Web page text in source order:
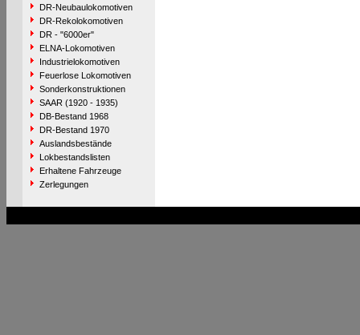
DR-Neubaulokomotiven
DR-Rekolokomotiven
DR - "6000er"
ELNA-Lokomotiven
Industrielokomotiven
Feuerlose Lokomotiven
Sonderkonstruktionen
SAAR (1920 - 1935)
DB-Bestand 1968
DR-Bestand 1970
Auslandsbestände
Lokbestandslisten
Erhaltene Fahrzeuge
Zerlegungen